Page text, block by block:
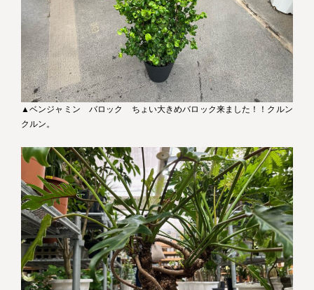
▲ベンジャミン バロック ちょい大きめバロック来ました！！クルン
クルン。